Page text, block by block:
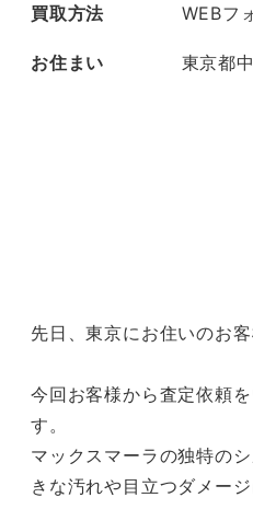
買取方法 WEBフ
お住まい 東京都
先日、東京にお住いのお
今回お客様から査定依頼
す。
マックスマーラの独特の
きな汚れや目立つダメー